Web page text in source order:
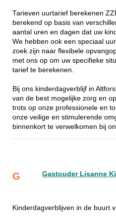
Tarieven uurtarief berekenen
berekend op basis van
aantal uren en dagen dat uw
We hebben ook een speciaal
zoek zijn naar flexibele
met ons op om uw specifieke
tarief te berekenen.
Bij ons kinderdagverblijf in
van de best mogelijke zorg en
trots op onze professionele en
onze veilige en stimulerende
binnenkort te verwelkomen bij
G Gastouder Lisanne
Kinderdagverblijven in de buurt